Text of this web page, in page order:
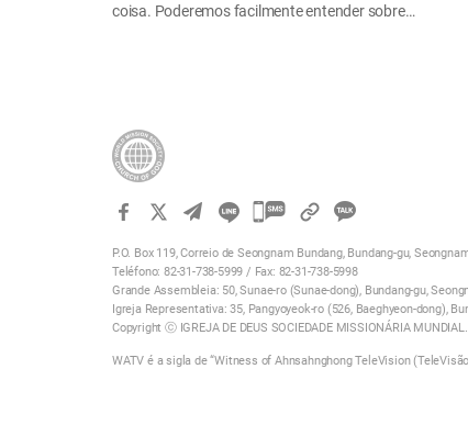
coisa. Poderemos facilmente entender sobre…
카
오
톡
공
하
P.O. Box 119, Correio de Seongnam Bundang, Bundang-gu,
Teléfono: 82-31-738-5999 / Fax: 82-31-738-5998
Grande Assembleia: 50, Sunae-ro (Sunae-dong), Bundang-gu,
Igreja Representativa: 35, Pangyoyeok-ro (526, Baeghyeon-dong),
Copyright ⓒ IGREJA DE DEUS SOCIEDADE MISSIONÁRIA
WATV é a sigla de “Witness of Ahnsahnghong TeleVision